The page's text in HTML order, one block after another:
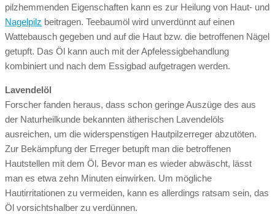
pilzhemmenden Eigenschaften kann es zur Heilung von Haut- und
Nagelpilz beitragen. Teebaumöl wird unverdünnt auf einen
Wattebausch gegeben und auf die Haut bzw. die betroffenen Nägel
getupft. Das Öl kann auch mit der Apfelessigbehandlung
kombiniert und nach dem Essigbad aufgetragen werden.
Lavendelöl
Forscher fanden heraus, dass schon geringe Auszüge des aus
der Naturheilkunde bekannten ätherischen Lavendelöls
ausreichen, um die widerspenstigen Hautpilzerreger abzutöten.
Zur Bekämpfung der Erreger betupft man die betroffenen
Hautstellen mit dem Öl. Bevor man es wieder abwäscht, lässt
man es etwa zehn Minuten einwirken. Um mögliche
Hautirritationen zu vermeiden, kann es allerdings ratsam sein, das
Öl vorsichtshalber zu verdünnen.